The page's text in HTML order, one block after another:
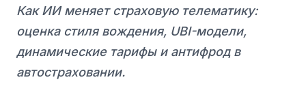
Как ИИ меняет страховую телематику:
оценка стиля вождения, UBI-модели,
динамические тарифы и антифрод в
автостраховании.